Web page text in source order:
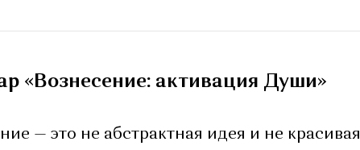
«Вознесение: активация Души»
— это не абстрактная идея и не красивая